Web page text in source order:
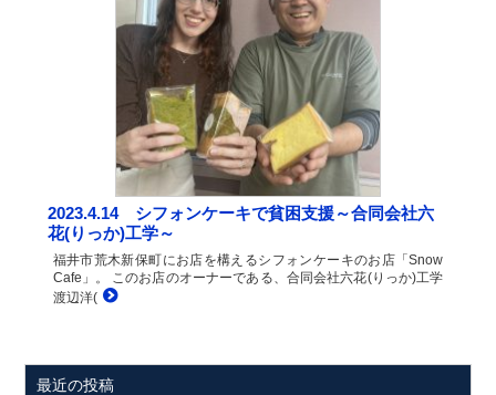
2023.4.14 シフォンケーキで貧困支援～合同会社六
花(りっか)工学～
福井市荒木新保町にお店を構えるシフォンケーキのお店「Snow
Cafe」。 このお店のオーナーである、合同会社六花(りっか)工学
渡辺洋(
最近の投稿